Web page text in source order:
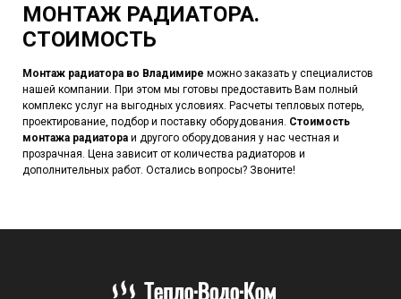
МОНТАЖ РАДИАТОРА.
СТОИМОСТЬ
Монтаж радиатора во Владимире можно заказать у специалистов
нашей компании. При этом мы готовы предоставить Вам полный
комплекс услуг на выгодных условиях. Расчеты тепловых потерь,
проектирование, подбор и поставку оборудования. Стоимость
монтажа радиатора и другого оборудования у нас честная и
прозрачная. Цена зависит от количества радиаторов и
дополнительных работ. Остались вопросы? Звоните!